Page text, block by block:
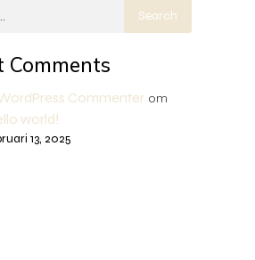
Search
Comments
Commenterom
world!
13, 2025